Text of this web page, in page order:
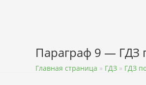
Параграф 9 — ГДЗ
Главная страница » ГДЗ » ГДЗ